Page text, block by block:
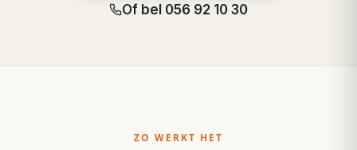
Of bel 056 92 10 30
ZO WERKT HET